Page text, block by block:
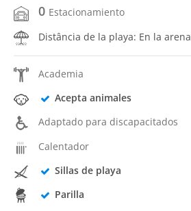
0 Estacionamiento
Distância de la playa: En la arena
Academia
Acepta animales
Adaptado para discapacitados
Calentador
Sillas de playa
Parilla